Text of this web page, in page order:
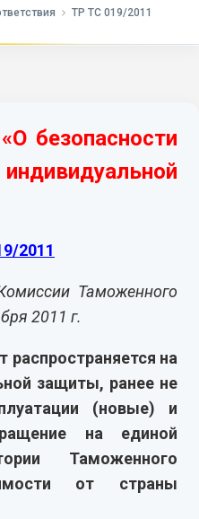
ТР ТС 019/2011
безопасности
2011
Таможенного
2011 г.
распространяется на
защиты, ранее не
(новые) и
на единой
Таможенного
от страны